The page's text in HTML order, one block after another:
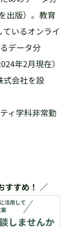
出版）。教育
いるオンライ
データ分
年2月現在）
式会社を設
ィ学科非常勤
すすめ！ ／